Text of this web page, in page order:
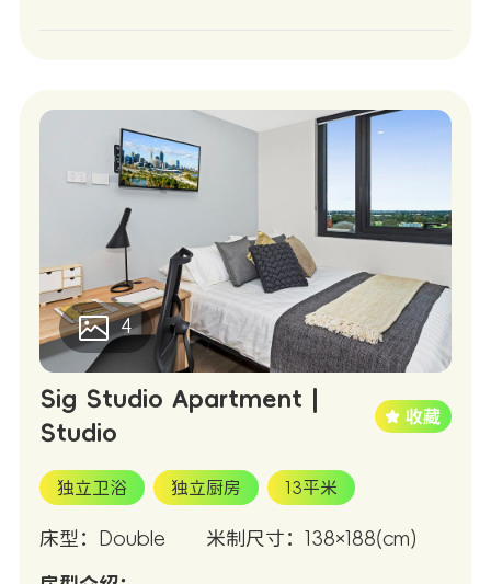
4
Sig Studio Apartment |
Studio
独立卫浴 独立厨房 13平米
床型：Double 米制尺寸：138×188(cm)